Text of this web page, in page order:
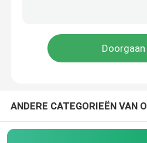
De Pomp van de
ANDERE CATEGORIEËN VAN